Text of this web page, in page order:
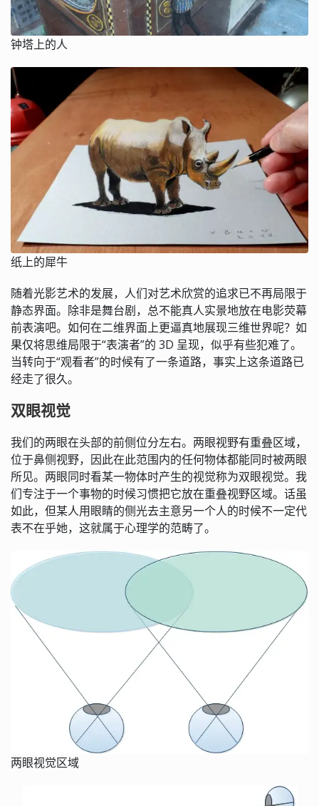
钟塔上的人
纸上的犀牛
随着光影艺术的发展，人们对艺术欣赏的追求已不再局限于
静态界面。除非是舞台剧，总不能真人实景地放在电影荧幕
前表演吧。如何在二维界面上更逼真地展现三维世界呢？如
果仅将思维局限于“表演者”的 3D 呈现，似乎有些犯难了。
当转向于“观看者”的时候有了一条道路，事实上这条道路已
经走了很久。
双眼视觉
我们的两眼在头部的前侧位分左右。两眼视野有重叠区域，
位于鼻侧视野，因此在此范围内的任何物体都能同时被两眼
所见。两眼同时看某一物体时产生的视觉称为双眼视觉。我
们专注于一个事物的时候习惯把它放在重叠视野区域。话虽
如此，但某人用眼睛的侧光去主意另一个人的时候不一定代
表不在乎她，这就属于心理学的范畴了。
两眼视觉区域